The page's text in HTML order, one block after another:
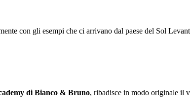
con gli esempi che ci arrivano dal paese del Sol
di Bianco & Bruno, ribadisce in modo originale il